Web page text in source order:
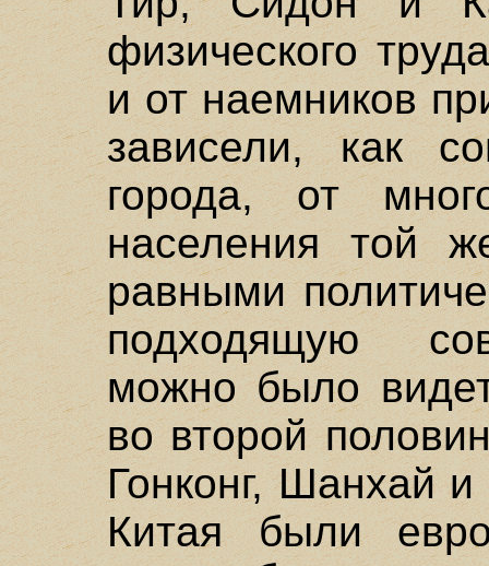
физического
и от наемников
зависели, как
города, от
населения той
равными
подходящую
можно было
во второй
Гонконг, Шанхай
Китая были